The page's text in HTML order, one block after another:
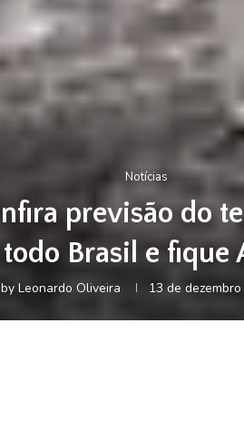
Notícias
previsão do
Brasil e fique
by Leonardo Oliveira 13 de